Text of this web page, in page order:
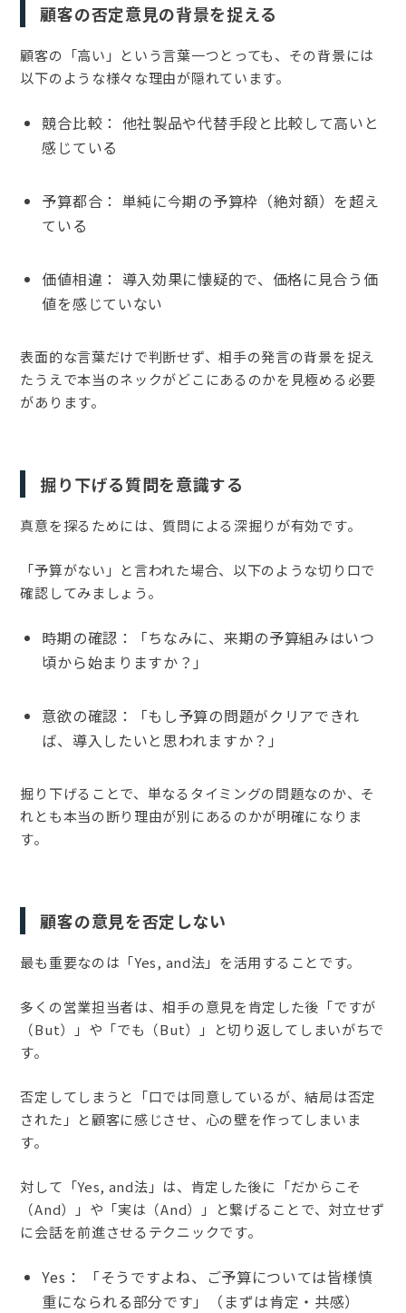
顧客の否定意見の背景を捉える
顧客の「高い」という言葉一つとっても、その背景には
以下のような様々な理由が隠れています。
競合比較： 他社製品や代替手段と比較して高いと
感じている
予算都合： 単純に今期の予算枠（絶対額）を超え
ている
価値相違： 導入効果に懐疑的で、価格に見合う価
値を感じていない
表面的な言葉だけで判断せず、相手の発言の背景を捉え
たうえで本当のネックがどこにあるのかを見極める必要
があります。
掘り下げる質問を意識する
真意を探るためには、質問による深掘りが有効です。
「予算がない」と言われた場合、以下のような切り口で
確認してみましょう。
時期の確認：「ちなみに、来期の予算組みはいつ
頃から始まりますか？」
意欲の確認：「もし予算の問題がクリアできれ
ば、導入したいと思われますか？」
掘り下げることで、単なるタイミングの問題なのか、そ
れとも本当の断り理由が別にあるのかが明確になりま
す。
顧客の意見を否定しない
最も重要なのは「Yes, and法」を活用することです。
多くの営業担当者は、相手の意見を肯定した後「ですが
（But）」や「でも（But）」と切り返してしまいがちで
す。
否定してしまうと「口では同意しているが、結局は否定
された」と顧客に感じさせ、心の壁を作ってしまいま
す。
対して「Yes, and法」は、肯定した後に「だからこそ
（And）」や「実は（And）」と繋げることで、対立せず
に会話を前進させるテクニックです。
Yes： 「そうですよね、ご予算については皆様慎
重になられる部分です」（まずは肯定・共感）